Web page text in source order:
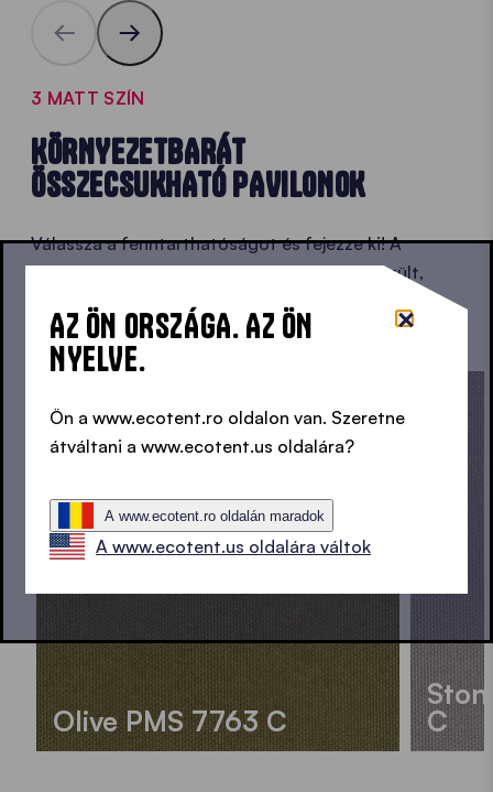
3 MATT SZÍN
KÖRNYEZETBARÁT
ÖSSZECSUKHATÓ PAVILONOK
Válassza a fenntarthatóságot és fejezze ki! A
100%-ban újrahasznosított anyagokból készült,
újrahasznosított szövetünk színei a természetet
tükrözik.
Olive PMS 7763 C
C
AZ ÖN ORSZÁGA. AZ ÖN
NYELVE.
Ön a www.ecotent.ro oldalon van. Szeretne
átváltani a www.ecotent.us oldalára?
A www.ecotent.ro oldalán maradok
A www.ecotent.us oldalára váltok